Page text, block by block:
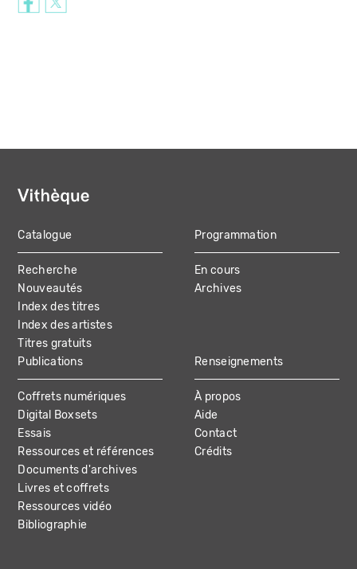
MAIN
NAVIGATION
Catalogue
Recherche
Nouveautés
Index des titres
Index des artistes
Titres gratuits
Programmation
En cours
Archives
Publications
Coffrets numériques
Digital Boxsets
Essais
Ressources et références
Documents d'archives
Livres et coffrets
Ressources vidéo
Bibliographie
Renseignements
À propos
Aide
Contact
Crédits